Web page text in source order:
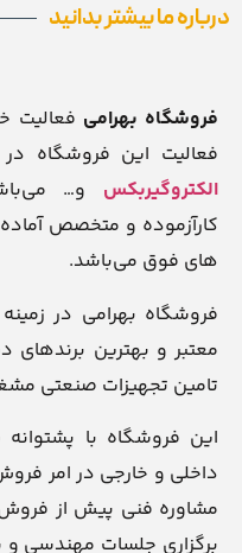
درباره ما بیشتر بدانید
فروشگاه بهرامی
فعالیت این فروشگاه در
الکتروگیربکس و…
کارآزموده و متخصص
های فوق می‌باشد.
فروشگاه بهرامی در
معتبر و بهترین برندهای
تامین تجهیزات صنعتی
این فروشگاه با پشتوانه
داخلی و خارجی در امر
مشاوره فنی پیش از
برگزاری جلسات مهندسی و